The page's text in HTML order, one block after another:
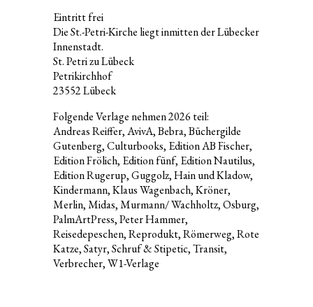
Eintritt frei
Die St.-Petri-Kirche liegt inmitten der Lübecker
Innenstadt.
St. Petri zu Lübeck
Petrikirchhof
23552 Lübeck
Folgende Verlage nehmen 2026 teil:
Andreas Reiffer, AvivA, Bebra, Büchergilde
Gutenberg, Culturbooks, Edition AB Fischer,
Edition Frölich, Edition fünf, Edition Nautilus,
Edition Rugerup, Guggolz, Hain und Kladow,
Kindermann, Klaus Wagenbach, Kröner,
Merlin, Midas, Murmann/ Wachholtz, Osburg,
PalmArtPress, Peter Hammer,
Reisedepeschen, Reprodukt, Römerweg, Rote
Katze, Satyr, Schruf & Stipetic, Transit,
Verbrecher, W1-Verlage